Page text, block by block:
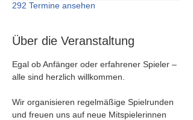
292 Termine ansehen
Über die Veranstaltung
Egal ob Anfänger oder erfahrener Spieler –
alle sind herzlich willkommen.
Wir organisieren regelmäßige Spielrunden
und freuen uns auf neue Mitspielerinnen